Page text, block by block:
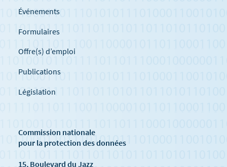
Événements
Formulaires
Offre(s) d’emploi
Publications
Législation
Commission nationale
pour la protection des données
15, Boulevard du Jazz